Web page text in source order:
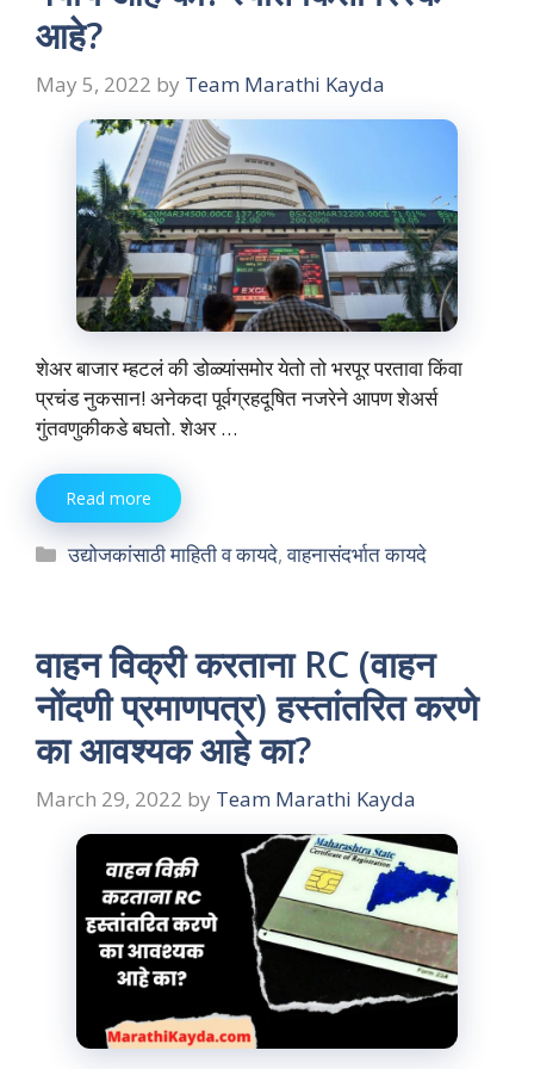
आहे?
May 5, 2022 by Team Marathi Kayda
शेअर बाजार म्हटलं की डोळ्यांसमोर येतो तो भरपूर परतावा किंवा
प्रचंड नुकसान! अनेकदा पूर्वग्रहदूषित नजरेने आपण शेअर्स
गुंतवणुकीकडे बघतो. शेअर …
Read more
Categories
उद्योजकांसाठी माहिती व कायदे,वाहनासंदर्भात कायदे
वाहन विक्री करताना RC (वाहन
नोंदणी प्रमाणपत्र) हस्तांतरित करणे
का आवश्यक आहे का?
March 29, 2022 by Team Marathi Kayda